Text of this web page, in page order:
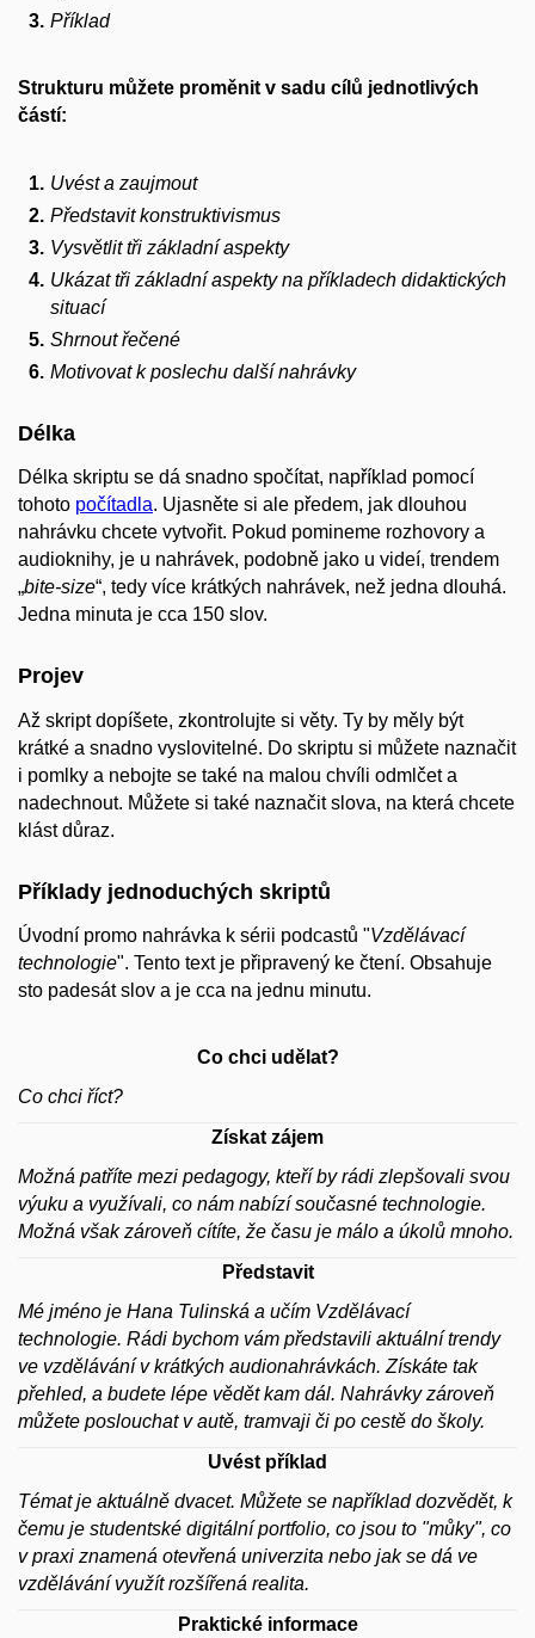
Příklad
Strukturu můžete proměnit v sadu cílů jednotlivých
částí:
Uvést a zaujmout
Představit konstruktivismus
Vysvětlit tři základní aspekty
Ukázat tři základní aspekty na příkladech didaktických
situací
Shrnout řečené
Motivovat k poslechu další nahrávky
Délka
Délka skriptu se dá snadno spočítat, například pomocí
tohoto počítadla. Ujasněte si ale předem, jak dlouhou
nahrávku chcete vytvořit. Pokud pomineme rozhovory a
audioknihy, je u nahrávek, podobně jako u videí, trendem
„bite-size“, tedy více krátkých nahrávek, než jedna dlouhá.
Jedna minuta je cca 150 slov.
Projev
Až skript dopíšete, zkontrolujte si věty. Ty by měly být
krátké a snadno vyslovitelné. Do skriptu si můžete naznačit
i pomlky a nebojte se také na malou chvíli odmlčet a
nadechnout. Můžete si také naznačit slova, na která chcete
klást důraz.
Příklady jednoduchých skriptů
Úvodní promo nahrávka k sérii podcastů "Vzdělávací
technologie". Tento text je připravený ke čtení. Obsahuje
sto padesát slov a je cca na jednu minutu.
Co chci udělat?
Co chci říct?
Získat zájem
Možná patříte mezi pedagogy, kteří by rádi zlepšovali svou
výuku a využívali, co nám nabízí současné technologie.
Možná však zároveň cítíte, že času je málo a úkolů mnoho.
Představit
Mé jméno je Hana Tulinská a učím Vzdělávací
technologie. Rádi bychom vám představili aktuální trendy
ve vzdělávání v krátkých audionahrávkách. Získáte tak
přehled, a budete lépe vědět kam dál. Nahrávky zároveň
můžete poslouchat v autě, tramvaji či po cestě do školy.
Uvést příklad
Témat je aktuálně dvacet. Můžete se například dozvědět, k
čemu je studentské digitální portfolio, co jsou to "můky", co
v praxi znamená otevřená univerzita nebo jak se dá ve
vzdělávání využít rozšířená realita.
Praktické informace